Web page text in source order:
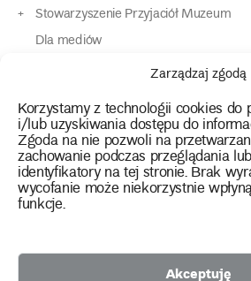
Zarządzaj zgodą
Korzystamy z technologii cookies do
i/lub uzyskiwania dostępu do
Zgoda na nie pozwoli na
zachowanie podczas przeglądania
identyfikatory na tej stronie. Brak
wycofanie może niekorzystnie
funkcje.
Akceptuję
Stowarzyszenie Przyjaciół Muzeum
Dla mediów
Dla osób o specjalnych potrzebach
Kontakt
instagram
twitterfacebookyoutube
tiktok
Polityka prywatności